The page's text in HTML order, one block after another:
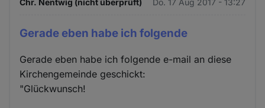
Gerade eben habe ich folgende
Gerade eben habe ich folgende e-mail an diese
Kirchengemeinde geschickt:
"Glückwunsch!